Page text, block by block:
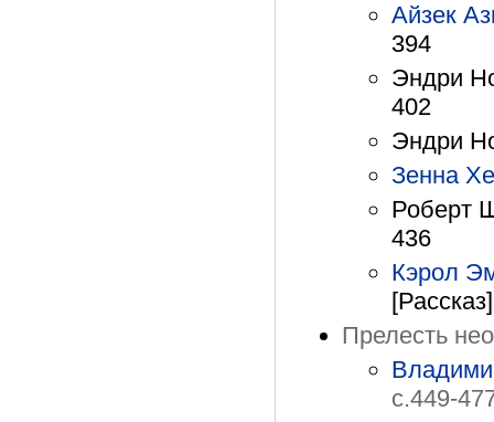
Айзек
394
Эндри
402
Эндри
Зенна
Роберт
436
Кэрол
Прелесть
с.449-